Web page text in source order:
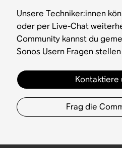
Unsere Techniker:innen
oder per Live-Chat
Community kannst du
Sonos Usern Fragen
Kontaktiere
Frag die